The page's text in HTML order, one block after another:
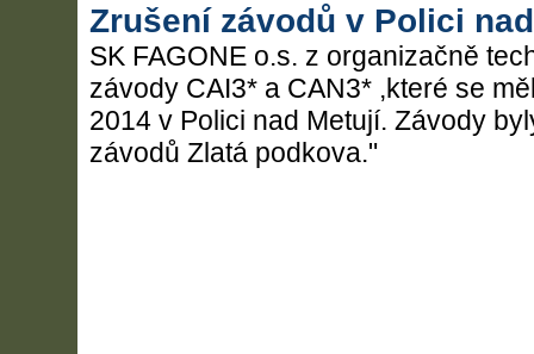
Zrušení závodů v Polici
SK FAGONE o.s. z organizačně
závody CAI3* a CAN3* ,které se
2014 v Polici nad Metují. Závody
závodů Zlatá podkova."